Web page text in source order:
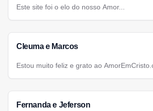
Este site foi o elo do nosso Amor...
Cleuma e Marcos
Estou muito feliz e grato ao
Fernanda e Jeferson